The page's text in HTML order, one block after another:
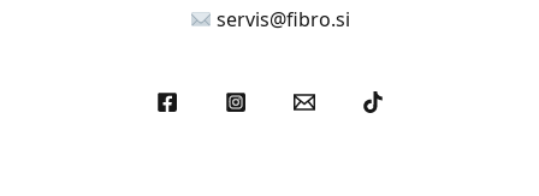
servis@fibro.si